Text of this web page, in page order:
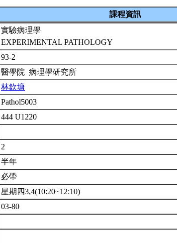
課程資訊
實驗病理學
EXPERIMENTAL PATHOLOGY
93-2
醫學院 病理學研究所
林欽塘
Pathol5003
444 U1220
2
半年
必帶
星期四3,4(10:20~12:10)
03-80